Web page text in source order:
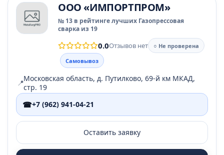
ООО «ИМПОРТПРОМ»
№ 13 в рейтинге лучших Газопрессовая
сварка из 19
0.0Отзывов нет
○ Не проверена
Самовывоз
📍Московская область, д. Путилково, 69-й км МКАД,
стр. 19
☎+7 (962) 941-04-21
Оставить заявку